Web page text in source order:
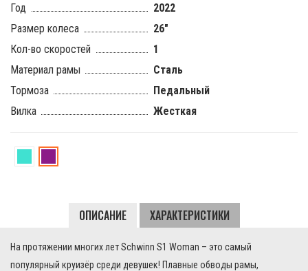
Год
2022
Размер колеса
26"
Кол-во скоростей
1
Материал рамы
Сталь
Тормоза
Педальный
Вилка
Жесткая
ОПИСАНИЕ ХАРАКТЕРИСТИКИ
На протяжении многих лет Schwinn S1 Woman – это самый
популярный круизёр среди девушек! Плавные обводы рамы,